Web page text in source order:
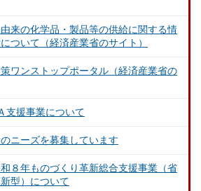
由来の化学品・製品等の供給に関する情
ついて（経済産業省のサイト）
ワンストップポータル（経済産業省の
支援事業について
ニーズを募集しています
和８年ものづくり革新総合支援事業（省
型）について